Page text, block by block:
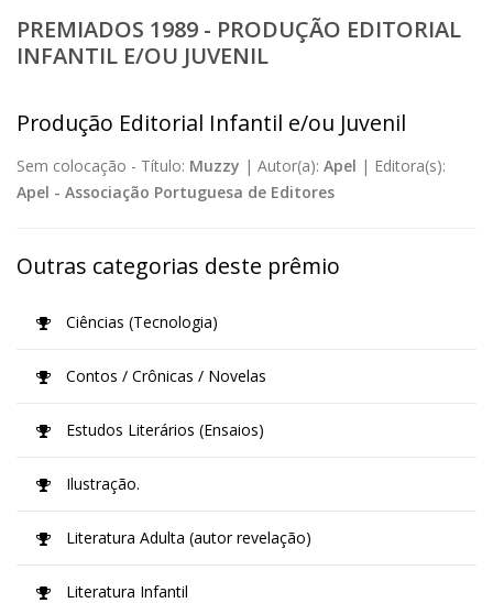
PREMIADOS 1989 - PRODUÇÃO EDITORIAL
INFANTIL E/OU JUVENIL
Produção Editorial Infantil e/ou Juvenil
Sem colocação - Título: Muzzy | Autor(a): Apel | Editora(s):
Apel - Associação Portuguesa de Editores
Outras categorias deste prêmio
Ciências (Tecnologia)
Contos / Crônicas / Novelas
Estudos Literários (Ensaios)
Ilustração.
Literatura Adulta (autor revelação)
Literatura Infantil